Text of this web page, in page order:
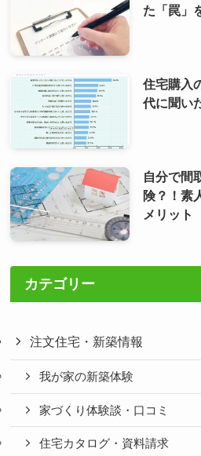
た「罠」
住宅購入
代に聞い
自分で間
険？！素
メリット
カテゴリー
注文住宅・新築情報
我が家の新築体験
家づくり体験談・口コミ
住宅カタログ・資料請求